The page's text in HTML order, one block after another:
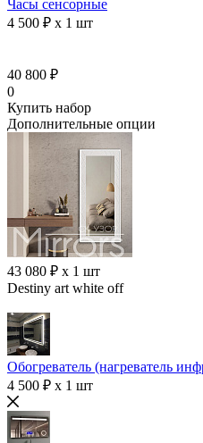
Часы сенсорные
4 500 ₽ x 1 шт
40 800 ₽
0
Купить набор
Дополнительные опции
43 080 ₽ x 1 шт
Destiny art white off
Обогреватель (нагреватель
4 500 ₽ x 1 шт